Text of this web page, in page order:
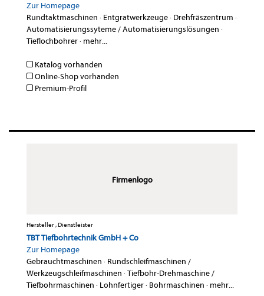
Zur Homepage
Rundtaktmaschinen · Entgratwerkzeuge· Drehfräszentrum ·
Automatisierungssyteme / Automatisierungslösungen ·
Tieflochbohrer· mehr...
Katalog vorhanden
Online-Shop vorhanden
Premium-Profil
Firmenlogo
Hersteller , Dienstleister
TBT Tiefbohrtechnik GmbH + Co
Zur Homepage
Gebrauchtmaschinen · Rundschleifmaschinen /
Werkzeugschleifmaschinen ·Tiefbohr-Drehmaschine /
Tiefbohrmaschinen · Lohnfertiger· Bohrmaschinen · mehr...